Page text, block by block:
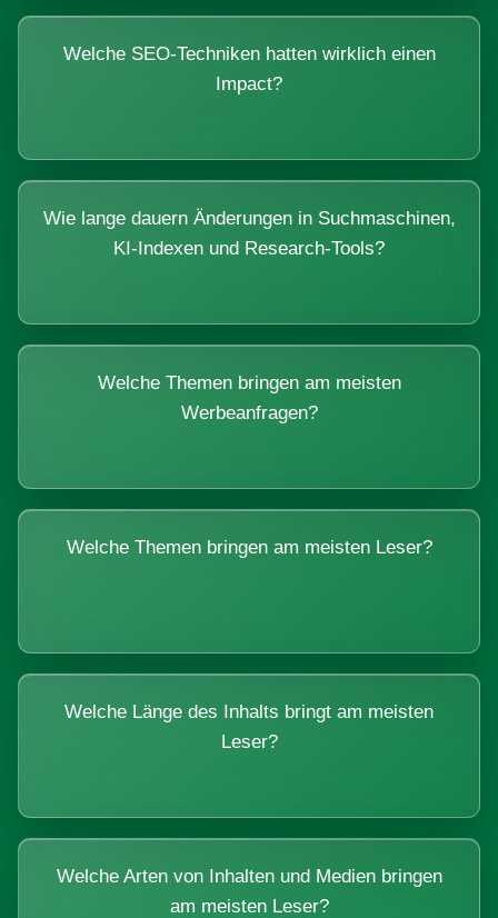
Welche SEO-Techniken hatten wirklich einen
Impact?
Wie lange dauern Änderungen in Suchmaschinen,
KI-Indexen und Research-Tools?
Welche Themen bringen am meisten
Werbeanfragen?
Welche Themen bringen am meisten Leser?
Welche Länge des Inhalts bringt am meisten
Leser?
Welche Arten von Inhalten und Medien bringen
am meisten Leser?